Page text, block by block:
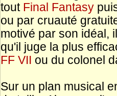
tout Final Fantasy
ou par cruauté
motivé par son idéal,
qu'il juge la plus
FF VII ou du colonel
Sur un plan musical